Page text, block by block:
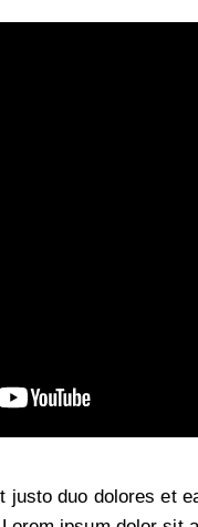
justo duo dolores et